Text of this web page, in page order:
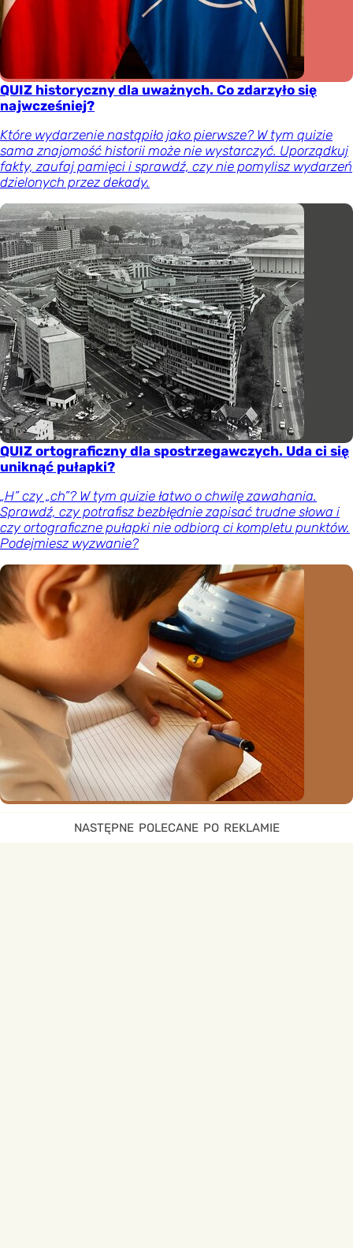
QUIZ historyczny dla uważnych. Co zdarzyło się
najwcześniej?
Które wydarzenie nastąpiło jako pierwsze? W tym quizie
sama znajomość historii może nie wystarczyć. Uporządkuj
fakty, zaufaj pamięci i sprawdź, czy nie pomylisz wydarzeń
dzielonych przez dekady.
QUIZ ortograficzny dla spostrzegawczych. Uda ci się
uniknąć pułapki?
„H” czy „ch”? W tym quizie łatwo o chwilę zawahania.
Sprawdź, czy potrafisz bezbłędnie zapisać trudne słowa i
czy ortograficzne pułapki nie odbiorą ci kompletu punktów.
Podejmiesz wyzwanie?